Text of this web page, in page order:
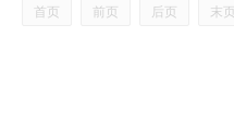
统计局
首页 前页 后页 末页